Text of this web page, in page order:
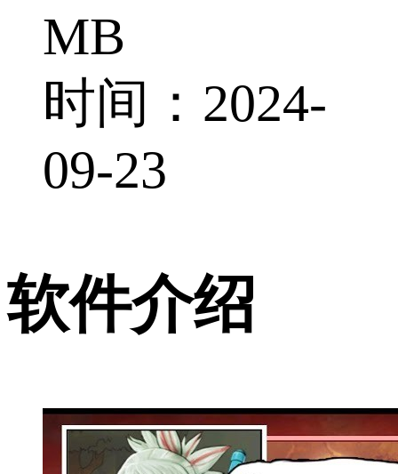
MB
时间：2024-
09-23
软件介绍